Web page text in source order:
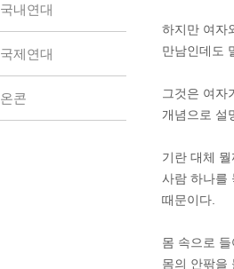
국내연대
국제연대
온콘
하지만 여자
만남인데도
그것은 여자
개념으로 설
기란 대체
사람 하나를
때문이다.
몸 속으로
몸의 안팎을